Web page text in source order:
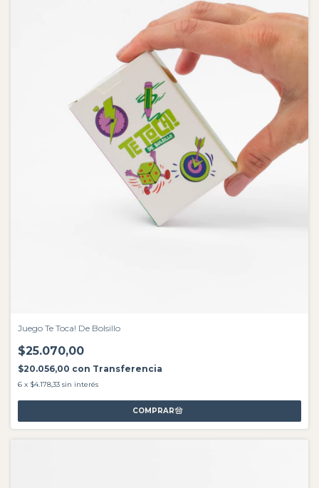
Juego Te Toca! De Bolsillo
$25.070,00
$20.056,00 con Transferencia
6 x $4.178,33 sin interés